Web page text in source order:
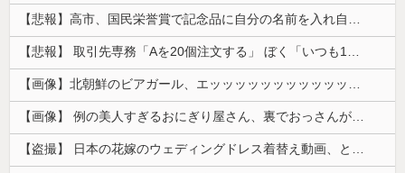
【悲報】高市、国民栄誉賞で記念品に自分の名前を入れ自分メインのPV撮影して炎上中w w w w w w w w w
【悲報】 取引先専務「Aを20個注文する」 ぼく「いつも1～2個しか使わないけど本当に20であってる？」 取専「あってる」→結果『こう』なったんだが...
【画像】北朝鮮のビアガール、エッッッッッッッッッッッッッッッッッ！
【画像】 例の美人すぎるおにぎり屋さん、裏でおっさんが握っていたｗｗｗｗｗｗｗｗｗｗｗｗｗｗｗｗｗ
【盗撮】 日本の花嫁のウェディングドレス着替え動画、とんでもない神乳だと海外で話題に